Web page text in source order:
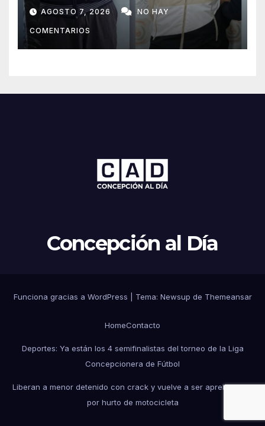
sospechosos e incauta
evidencias en Concepción
AGOSTO 7, 2026 NO HAY
COMENTARIOS
Concepción al Día
Funciona gracias a WordPress Tema: Newsup de Themeansar
HomeContacto
Deportes: Ya están los 4 semifinalistas del torneo de la Liga
Concepcionera de Fútbol
Liberan a menor detenido con crack y vuelve a ser aprehendido
por hurto de motocicleta